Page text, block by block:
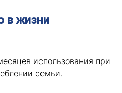
в жизни
использования при
семьи.